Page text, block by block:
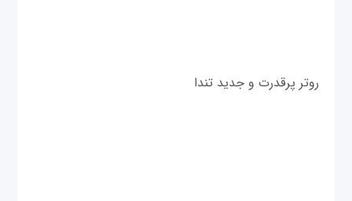
روتر پرقدرت و جدید تندا